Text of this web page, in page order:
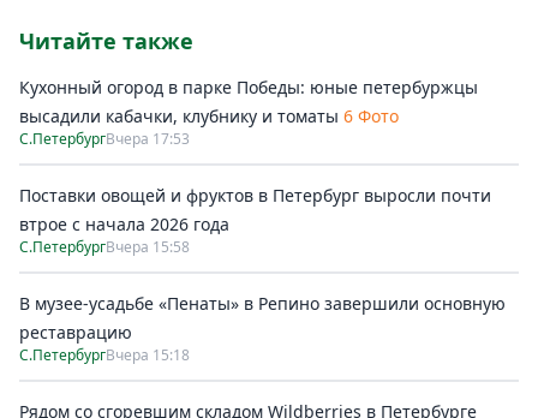
Читайте также
Кухонный огород в парке Победы: юные петербуржцы
высадили кабачки, клубнику и томаты 6 Фото
С.ПетербургВчера 17:53
Поставки овощей и фруктов в Петербург выросли почти
втрое с начала 2026 года
С.ПетербургВчера 15:58
В музее-усадьбе «Пенаты» в Репино завершили основную
реставрацию
С.ПетербургВчера 15:18
Рядом со сгоревшим складом Wildberries в Петербурге